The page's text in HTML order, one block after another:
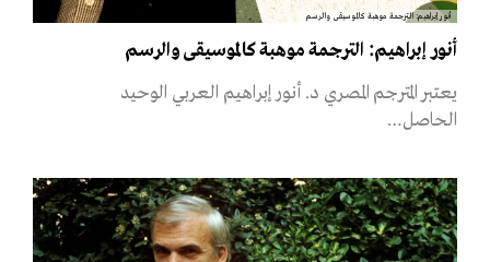
أنور إبراهيم: الترجمة موهبة كالموسيقى والرسم
أنور إبراهيم: الترجمة موهبة كالموسيقى والرسم
يعتبر المترجم المصري د. أنور إبراهيم العربي الوحيد
الحاصل…